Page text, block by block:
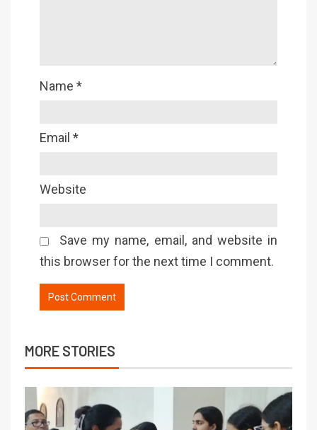
Name *
Email *
Website
Save my name, email, and website in
this browser for the next time I comment.
MORE STORIES